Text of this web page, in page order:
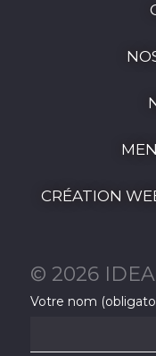
CRÉATION
© 2026
Votre nom